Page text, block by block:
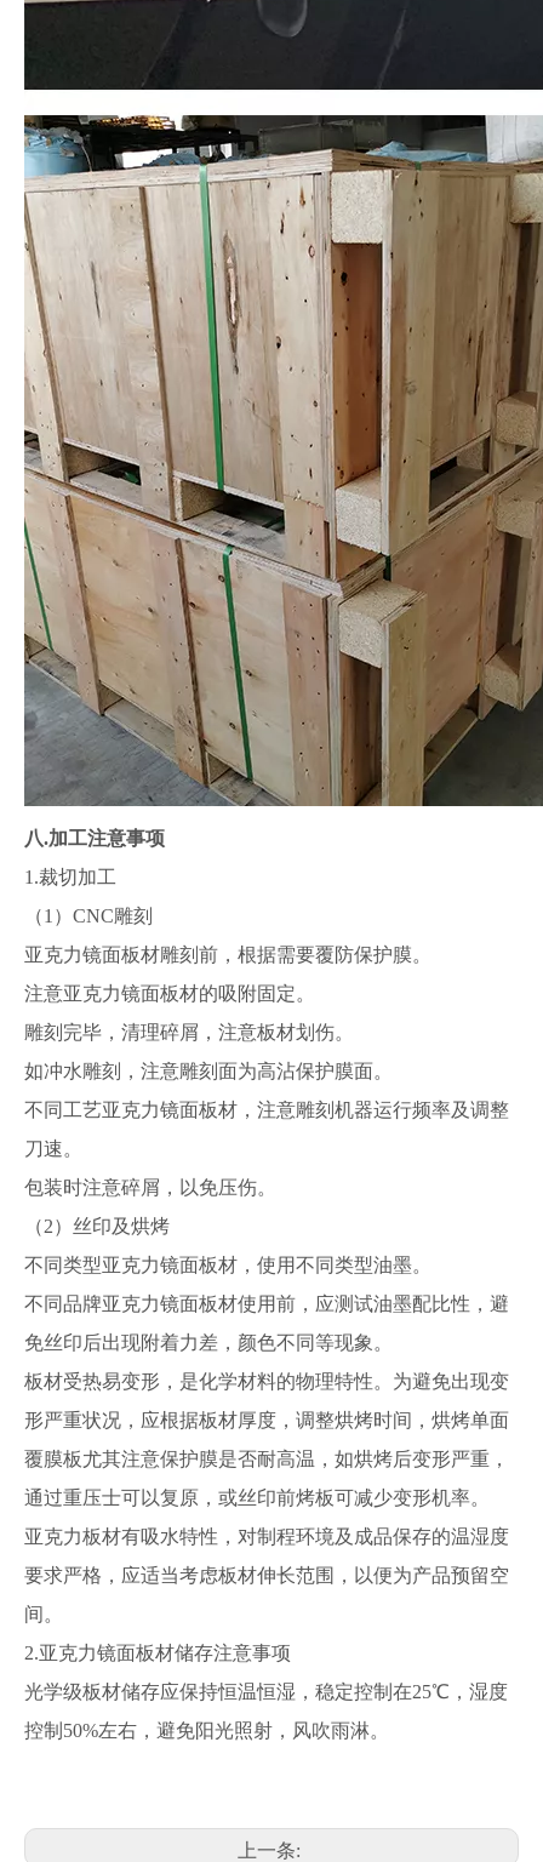
八.加工注意事项
1.裁切加工
（1）CNC雕刻
亚克力镜面板材雕刻前，根据需要覆防保护膜。
注意亚克力镜面板材的吸附固定。
雕刻完毕，清理碎屑，注意板材划伤。
如冲水雕刻，注意雕刻面为高沾保护膜面。
不同工艺亚克力镜面板材，注意雕刻机器运行频率及调整
刀速。
包装时注意碎屑，以免压伤。
（2）丝印及烘烤
不同类型亚克力镜面板材，使用不同类型油墨。
不同品牌亚克力镜面板材使用前，应测试油墨配比性，避
免丝印后出现附着力差，颜色不同等现象。
板材受热易变形，是化学材料的物理特性。为避免出现变
形严重状况，应根据板材厚度，调整烘烤时间，烘烤单面
覆膜板尤其注意保护膜是否耐高温，如烘烤后变形严重，
通过重压士可以复原，或丝印前烤板可减少变形机率。
亚克力板材有吸水特性，对制程环境及成品保存的温湿度
要求严格，应适当考虑板材伸长范围，以便为产品预留空
间。
2.亚克力镜面板材储存注意事项
光学级板材储存应保持恒温恒湿，稳定控制在25℃，湿度
控制50%左右，避免阳光照射，风吹雨淋。
上一条: